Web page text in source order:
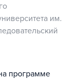
им.
программе